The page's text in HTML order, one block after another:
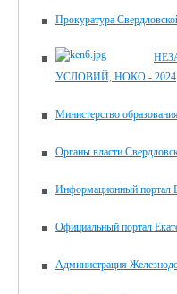
Прокуратура
УСЛОВИЙ, НОКО - 2024
Министерство
Органы власти
Информационный портал
Официальный портал
Администрация